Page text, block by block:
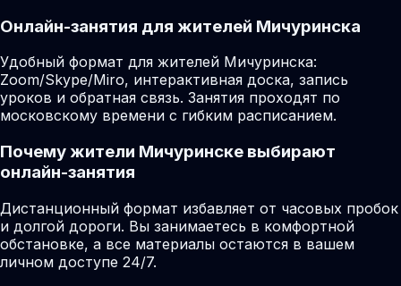
Онлайн-занятия для жителей Мичуринска
Удобный формат для жителей Мичуринска:
Zoom/Skype/Miro, интерактивная доска, запись
уроков и обратная связь. Занятия проходят по
московскому времени с гибким расписанием.
Почему жители Мичуринске выбирают
онлайн-занятия
Дистанционный формат избавляет от часовых пробок
и долгой дороги. Вы занимаетесь в комфортной
обстановке, а все материалы остаются в вашем
личном доступе 24/7.